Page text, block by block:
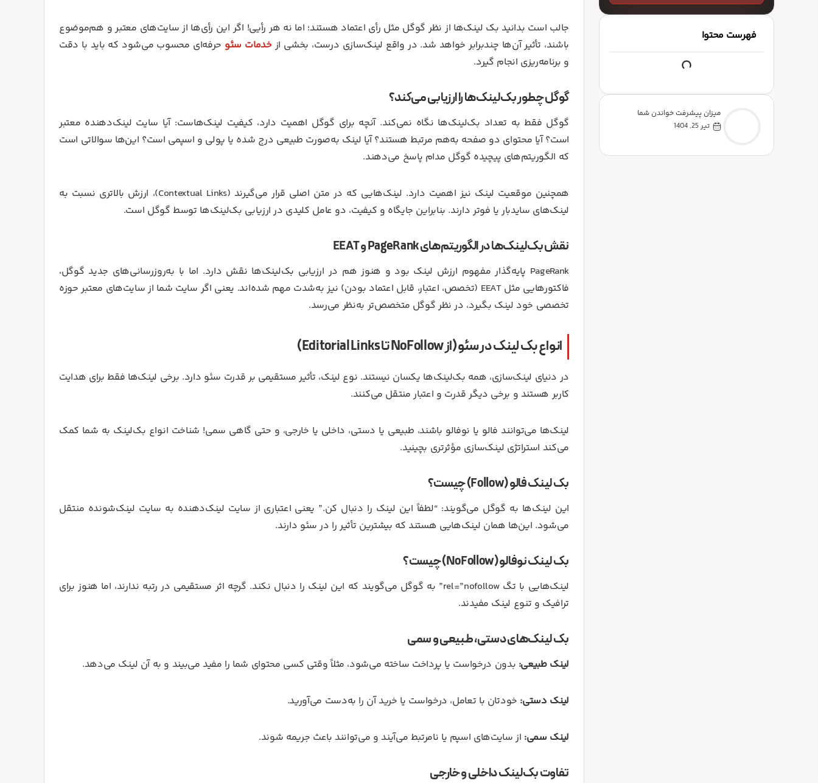
فهرست محتوا
میزان پیشرفت خواندن شما
تیر 25, 1404
جالب است بدانید بک لینک‌ها از نظر گوگل مثل رأی اعتماد هستند؛ اما نه هر رأیی! اگر این رأی‌ها از سایت‌های معتبر و هم‌موضوع
باشند، تأثیر آن‌ها چندبرابر خواهد شد. در واقع لینک‌سازی درست، بخشی ازخدمات سئو حرفه‌ای محسوب می‌شود که باید با دقت
و برنامه‌ریزی انجام گیرد.
گوگل چطور بک‌لینک‌ها را ارزیابی می‌کند؟
گوگل فقط به تعداد بک‌لینک‌ها نگاه نمی‌کند. آنچه برای گوگل اهمیت دارد، کیفیت لینک‌هاست: آیا سایت لینک‌دهنده معتبر
است؟ آیا محتوای دو صفحه به‌هم مرتبط هستند؟ آیا لینک به‌صورت طبیعی درج شده یا پولی و اسپمی است؟ این‌ها سوالاتی است
که الگوریتم‌های پیچیده گوگل مدام پاسخ می‌دهند.
همچنین موقعیت لینک نیز اهمیت دارد. لینک‌هایی که در متن اصلی قرار می‌گیرند (Contextual Links)، ارزش بالاتری نسبت به
لینک‌های سایدبار یا فوتر دارند. بنابراین جایگاه و کیفیت، دو عامل کلیدی در ارزیابی بک‌لینک‌ها توسط گوگل است.
نقش بک‌لینک‌ها در الگوریتم‌های PageRank و EEAT
PageRank پایه‌گذار مفهوم ارزش لینک بود و هنوز هم در ارزیابی بک‌لینک‌ها نقش دارد. اما با به‌روزرسانی‌های جدید گوگل،
فاکتورهایی مثل EEAT (تخصص، اعتبار، قابل اعتماد بودن) نیز به‌شدت مهم شده‌اند. یعنی اگر سایت شما از سایت‌های معتبر حوزه
تخصصی خود لینک بگیرد، در نظر گوگل متخصص‌تر به‌نظر می‌رسد.
انواع بک لینک در سئو (از NoFollow تا Editorial Links)
در دنیای لینک‌سازی، همه بک‌لینک‌ها یکسان نیستند. نوع لینک، تأثیر مستقیمی بر قدرت سئو دارد. برخی لینک‌ها فقط برای هدایت
کاربر هستند و برخی دیگر قدرت و اعتبار منتقل می‌کنند.
لینک‌ها می‌توانند فالو یا نوفالو باشند، طبیعی یا دستی، داخلی یا خارجی، و حتی گاهی سمی! شناخت انواع بک‌لینک به شما کمک
می‌کند استراتژی لینک‌سازی مؤثرتری بچینید.
بک لینک فالو (Follow) چیست؟
این لینک‌ها به گوگل می‌گویند: “لطفاً این لینک را دنبال کن.” یعنی اعتباری از سایت لینک‌دهنده به سایت لینک‌شونده منتقل
می‌شود. این‌ها همان لینک‌هایی هستند که بیشترین تأثیر را در سئو دارند.
بک لینک نوفالو (NoFollow) چیست؟
لینک‌هایی با تگ rel=”nofollow” به گوگل می‌گویند که این لینک را دنبال نکند. گرچه اثر مستقیمی در رتبه ندارند، اما هنوز برای
ترافیک و تنوع لینک مفیدند.
بک لینک‌های دستی، طبیعی و سمی
لینک طبیعی: بدون درخواست یا پرداخت ساخته می‌شود، مثلاً وقتی کسی محتوای شما را مفید می‌بیند و به آن لینک می‌دهد.
لینک دستی: خودتان با تعامل، درخواست یا خرید آن را به‌دست می‌آورید.
لینک سمی: از سایت‌های اسپم یا نامرتبط می‌آیند و می‌توانند باعث جریمه شوند.
تفاوت بک‌لینک داخلی و خارجی